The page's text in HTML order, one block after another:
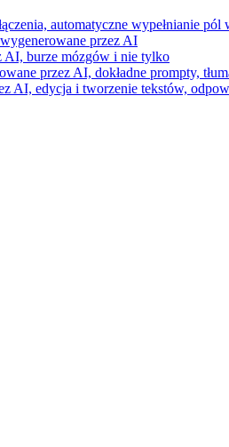
automatyczne wypełnianie pól
przez AI
AI, burze mózgów i nie tylko
przez AI, dokładne prompty,
AI, edycja i tworzenie tekstów,